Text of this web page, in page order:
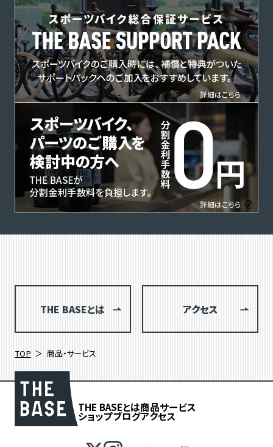
THE BASEとは アクセス
TOP 商品・サービス
THE BASEとは商品サービス
ショップブログアクセス